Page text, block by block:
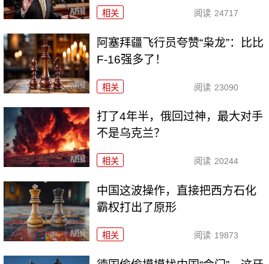
相关 阅读 24717
阿塞拜疆飞行员夸赞“枭龙”：比比
F-16强多了！
相关 阅读 23090
打了4年半，俄回过神，最大对手
不是乌克兰？
相关 阅读 20244
中国这波操作，直接把西方石化
霸权打出了原形
相关 阅读 19873